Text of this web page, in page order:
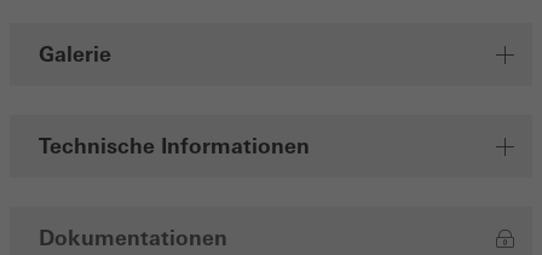
Galerie
Technische Informationen
Dokumentationen